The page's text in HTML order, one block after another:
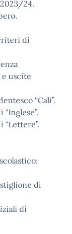
24.
di
uscite
“Calì”.
di
di